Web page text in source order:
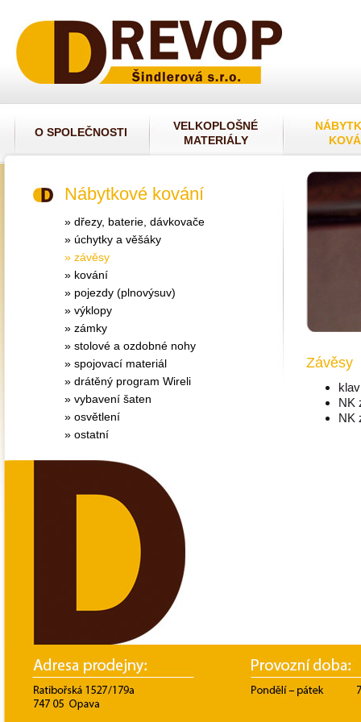
O SPOLEČNOSTI
VELKOPLOŠNÉ
MATERIÁLY
Nábytkové kování
» dřezy, baterie, dávkovače
» úchytky a věšáky
» závěsy
» kování
» pojezdy (plnovýsuv)
» výklopy
» zámky
» stolové a ozdobné nohy
» spojovací materiál
» drátěný program Wireli
» vybavení šaten
» osvětlení
» ostatní
Závěsy
NK
NK